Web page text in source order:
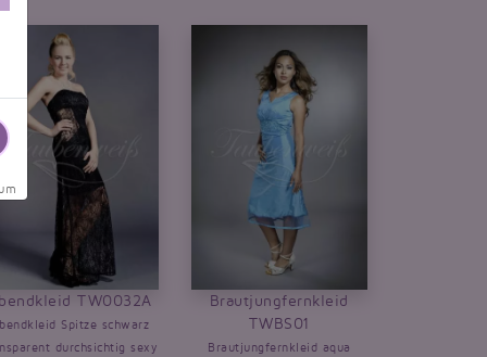
TW0032A
Spitze schwarz
durchsichtig sexy
Brautjungfernkleid
TWBS01
Brautjungfernkleid aqua